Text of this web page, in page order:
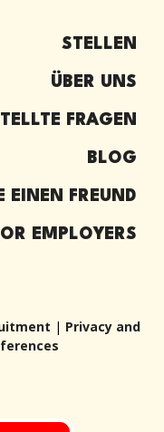
STELLEN
ÜBER UNS
FRAGEN
BLOG
EINEN FREUND
EMPLOYERS
| Privacy and